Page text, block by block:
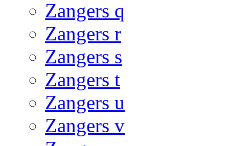
Zangers q
Zangers r
Zangers s
Zangers t
Zangers u
Zangers v